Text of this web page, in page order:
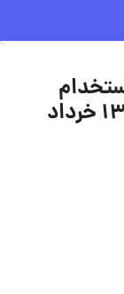
آتیه سازان امید نسل امروز | ۱۳ خرداد